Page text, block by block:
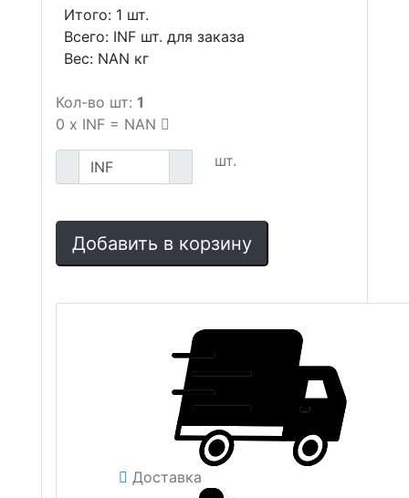
Итого: 1 шт.
Всего: INF шт. для заказа
Вес: NAN кг
Кол-во шт: 1
0 x INF = NAN
шт.
Добавить в корзину
Доставка